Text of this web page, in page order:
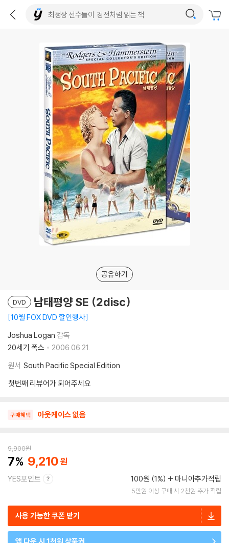
공유하기
DVD 남태평양 SE (2disc)
10월 FOX DVD 할인행사
Joshua Logan 감독
20세기 폭스
2006.06.21.
원서 South Pacific Special Edition
첫번째 리뷰어가 되어주세요
구매혜택 아웃케이스 없음
9,900원
7 9,210
YES포인트 100원 (1%) 마니아추가적립
5만원 이상 구매 시 2천원 추가 적립
사용 가능한 쿠폰 받기